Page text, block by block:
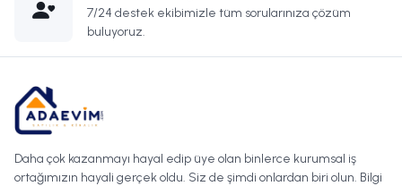
7/24 destek ekibimizle tüm sorularınıza çözüm
buluyoruz.
Daha çok kazanmayı hayal edip üye olan binlerce kurumsal iş
ortağımızın hayali gerçek oldu. Siz de şimdi onlardan biri olun. Bilgi